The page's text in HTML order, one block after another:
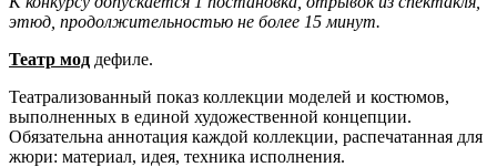
этюд, продолжительностью не более 15 минут.
Театр мод дефиле.
Театрализованный показ коллекции моделей и костюмов,
выполненных в единой художественной концепции.
Обязательна аннотация каждой коллекции, распечатанная для
жюри: материал, идея, техника исполнения.